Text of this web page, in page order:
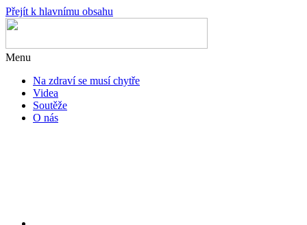
Přejít k hlavnímu obsahu
Menu
Na zdraví se musí chytře
Videa
Soutěže
O nás